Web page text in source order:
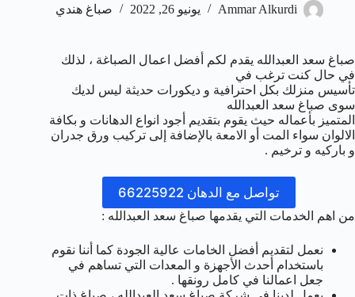
Ammar Alkurdi يونيو 26, 2022 صباغ هندي
صباغ سعد العبدالله يقدم لكم أفضل اعمال الصباغة ، لذلك
في حال كنت ترغب في
تأسيس منزلك بكل احترافية و ديكورات حديثة ليس لديك
سوى صباغ سعد العبدالله
المتميز بأعماله حيث يقوم بتقديم أجود انواع الدهانات و بكافة
الالوان سواء المت أو الامعة بالإضافة إلى تركيب ورق جدران
و باركيه و ترخيم .
تواصل مع الدهان 66225922
من اهم الخدمات التي يقدمها صباغ سعد العبدالله :
نعمل لتقديم أفضل الخامات عالية الجودة كما أننا نقوم
باستخدام أحدث الأجهزة و المعدات التي تساهم في
جعل اعمالنا في كامل رونقها .